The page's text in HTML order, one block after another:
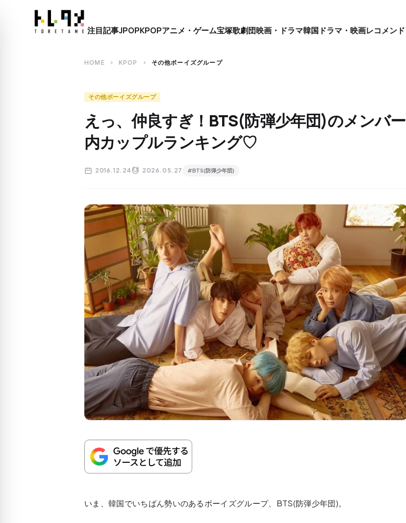
close
注目記事JPOPKPOPアニメ・ゲーム宝塚歌劇団映画・ドラマ韓国ドラマ・映画レコメンド
HOME chevron_right KPOP chevron_right その他ボーイズグループ
その他ボーイズグループ
えっ、仲良すぎ！BTS(防弾少年団)のメンバー
内カップルランキング♡
2016.12.24 2026.05.27 #BTS(防弾少年団)
いま、韓国でいちばん勢いのあるボーイズグループ、BTS(防弾少年団)。